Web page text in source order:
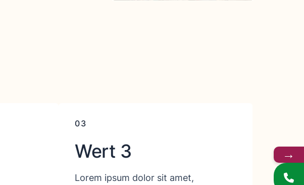
03
Wert 3
Lorem ipsum dolor sit amet,
→